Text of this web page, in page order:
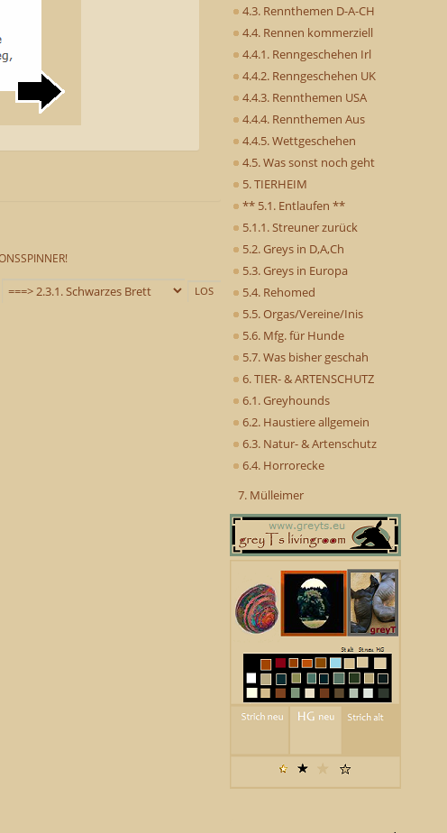
4.3. Rennthemen D-A-CH
4.4. Rennen kommerziell
4.4.1. Renngeschehen Irl
4.4.2. Renngeschehen UK
4.4.3. Rennthemen USA
4.4.4. Rennthemen Aus
4.4.5. Wettgeschehen
4.5. Was sonst noch geht
5. TIERHEIM
** 5.1. Entlaufen **
5.1.1. Streuner zurück
5.2. Greys in D,A,Ch
5.3. Greys in Europa
5.4. Rehomed
5.5. Orgas/Vereine/Inis
5.6. Mfg. für Hunde
5.7. Was bisher geschah
6. TIER- & ARTENSCHUTZ
6.1. Greyhounds
6.2. Haustiere allgemein
6.3. Natur- & Artenschutz
6.4. Horrorecke
7. Mülleimer